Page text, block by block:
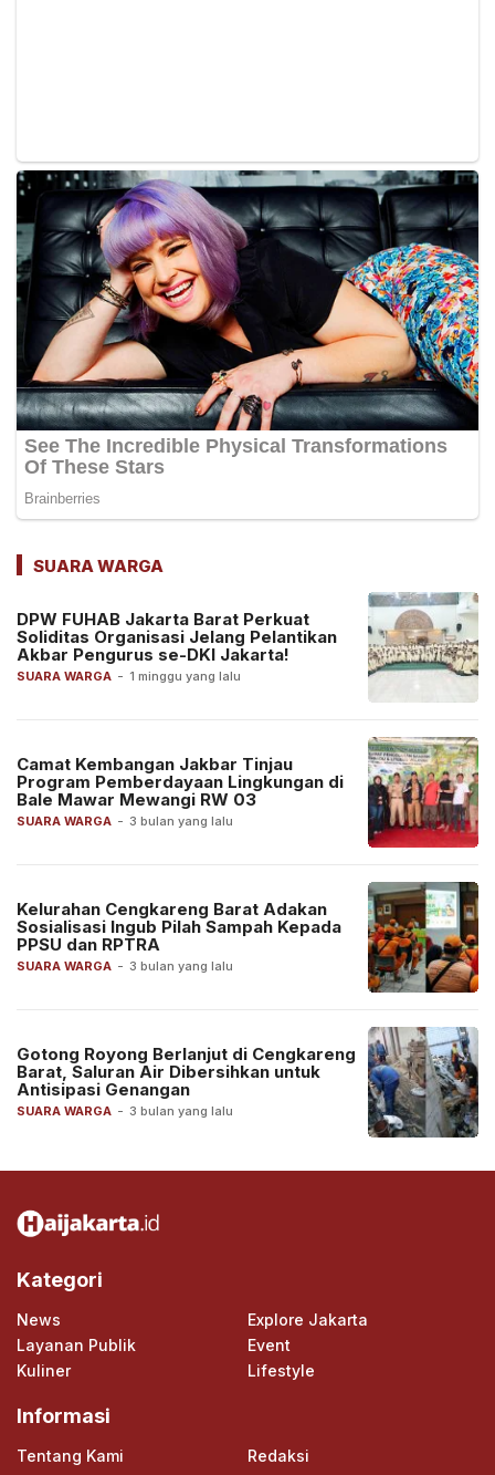
SUARA WARGA
SUARA WARGA - 1 minggu yang lalu
DPW FUHAB Jakarta Barat Perkuat
Soliditas Organisasi Jelang Pelantikan
Akbar Pengurus se-DKI Jakarta!
SUARA WARGA - 3 bulan yang lalu
Camat Kembangan Jakbar Tinjau
Program Pemberdayaan Lingkungan di
Bale Mawar Mewangi RW 03
SUARA WARGA - 3 bulan yang lalu
Kelurahan Cengkareng Barat Adakan
Sosialisasi Ingub Pilah Sampah Kepada
PPSU dan RPTRA
SUARA WARGA - 3 bulan yang lalu
Gotong Royong Berlanjut di Cengkareng
Barat, Saluran Air Dibersihkan untuk
Antisipasi Genangan
Kategori
News
Explore Jakarta
Layanan Publik
Event
Kuliner
Lifestyle
Informasi
Tentang Kami
Redaksi